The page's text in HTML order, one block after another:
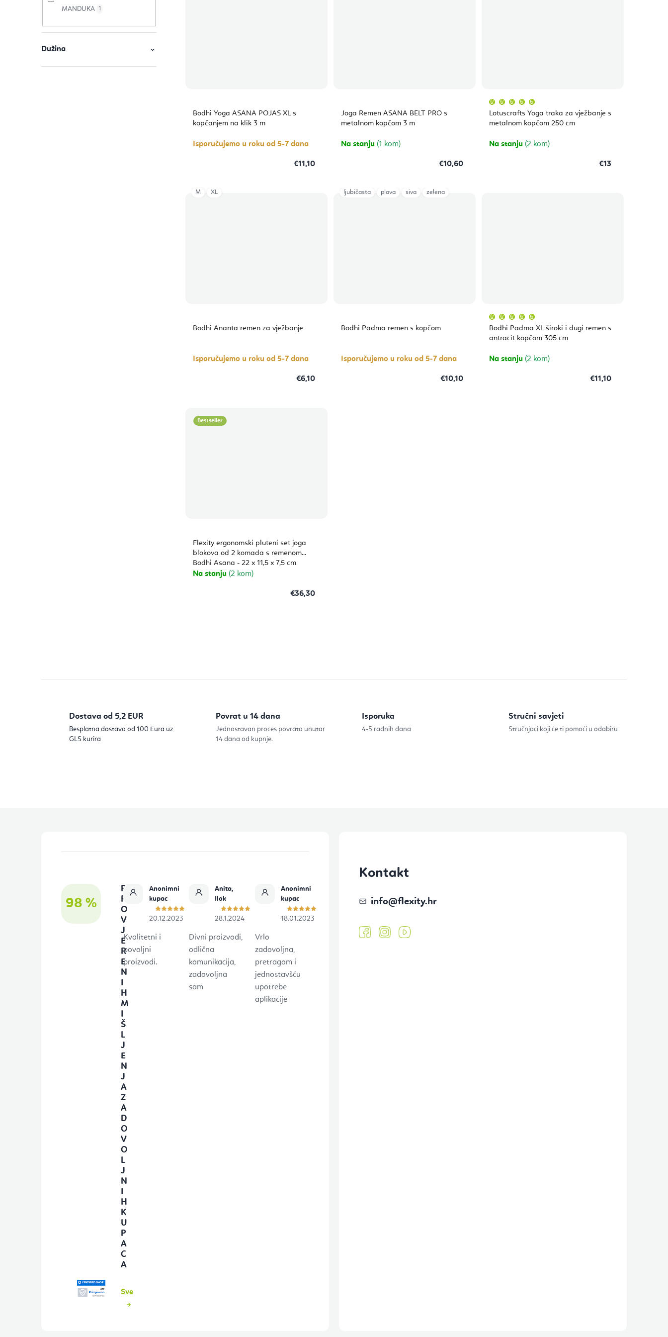
MANDUKA 1
Dužina
Bodhi Yoga ASANA POJAS XL s
kopčanjem na klik 3 m
Isporučujemo u roku od 5-7 dana
€11,10
Joga Remen ASANA BELT PRO s
metalnom kopčom 3 m
Na stanju (1 kom)
€10,60
Lotuscrafts Yoga traka za vježbanje s
metalnom kopčom 250 cm
proizvoda
je
5,0
zvjezdica.
Na stanju (2 kom)
€13
Bodhi Ananta remen za vježbanje
Isporučujemo u roku od 5-7 dana
€6,10
M XL
Bodhi Padma remen s kopčom
Isporučujemo u roku od 5-7 dana
€10,10
ljubičasta plava siva zelena
Bodhi Padma XL široki i dugi remen s
antracit kopčom 305 cm
proizvoda
je
5,0
zvjezdica.
Na stanju (2 kom)
€11,10
Bestseller
Flexity ergonomski pluteni set joga
blokova od 2 komada s remenom
Bodhi Asana - 22 x 11,5 x 7,5 cm
Na stanju (2 kom)
€36,30
j
Dostava od 5,2 EUR
Besplatna dostava od 100 Eura uz
GLS kurira
Povrat u 14 dana
Jednostavan proces povrata unutar
14 dana od kupnje.
Isporuka
4-5 radnih dana
Stručni savjeti
Stručnjaci koji će ti pomoći u odabiru
98 %
P
R
O
V
J
E
R
E
N
H
M
Š
L
J
E
N
J
A
Z
A
D
O
V
O
L
J
N
H
K
U
P
A
C
A
Sve
Anonimni
kupac
20.12.2023
Kvalitetni i
povoljni
proizvodi.
Anita,
Ilok
28.1.2024
Divni proizvodi,
odlična
komunikacija,
zadovoljna
sam
Anonimni
kupac
18.01.2023
Vrlo
zadovoljna,
pretragom i
jednostavšću
upotrebe
aplikacije
Kontakt
info@flexity.hr